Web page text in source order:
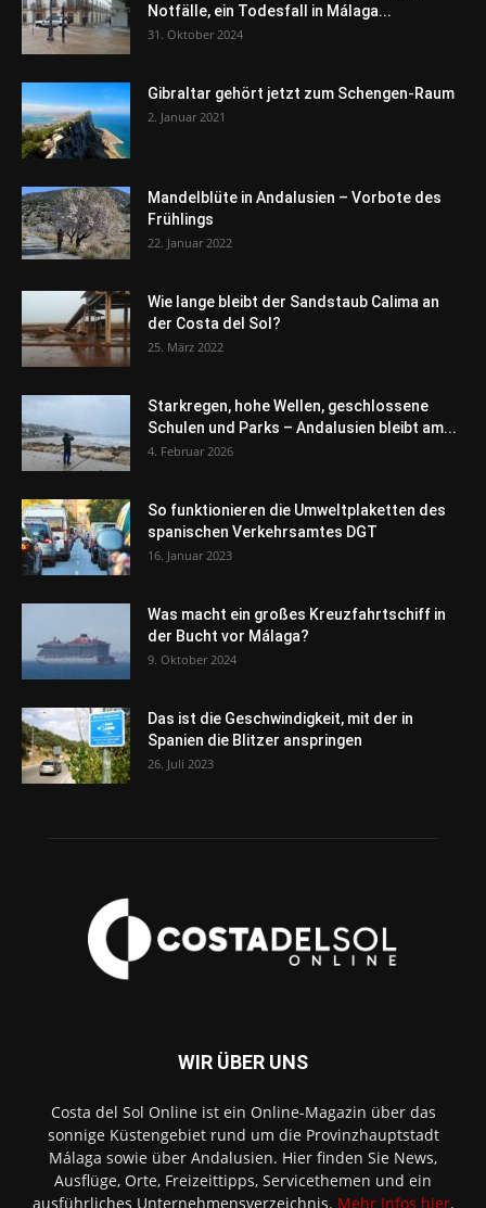
Notfälle, ein Todesfall in Málaga...
31. Oktober 2024
Gibraltar gehört jetzt zum Schengen-Raum
2. Januar 2021
Mandelblüte in Andalusien – Vorbote des
Frühlings
22. Januar 2022
Wie lange bleibt der Sandstaub Calima an
der Costa del Sol?
25. März 2022
Starkregen, hohe Wellen, geschlossene
Schulen und Parks – Andalusien bleibt am...
4. Februar 2026
So funktionieren die Umweltplaketten des
spanischen Verkehrsamtes DGT
16. Januar 2023
Was macht ein großes Kreuzfahrtschiff in
der Bucht vor Málaga?
9. Oktober 2024
Das ist die Geschwindigkeit, mit der in
Spanien die Blitzer anspringen
26. Juli 2023
WIR ÜBER UNS
Costa del Sol Online ist ein Online-Magazin über das
sonnige Küstengebiet rund um die Provinzhauptstadt
Málaga sowie über Andalusien. Hier finden Sie News,
Ausflüge, Orte, Freizeittipps, Servicethemen und ein
ausführliches Unternehmensverzeichnis. Mehr Infos hier.